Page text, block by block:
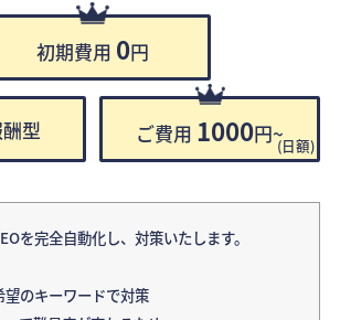
初期費用 0円
型 ご費用 1000円~(日額)
を完全自動化し、対策いたします。
のキーワードで対策